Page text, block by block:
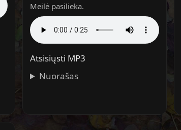
Meilė pasilieka.
Atsisiųsti MP3
Nuorašas